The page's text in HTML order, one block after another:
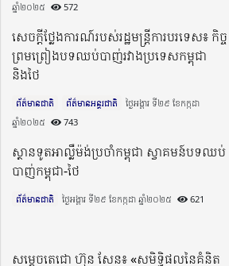
ឆ្នាំ២០២៥​
572
សេចក្តីថ្លែងការណ៍របស់រដ្ឋមន្ត្រីការបរទេស៖ កិច្ច
ព្រមព្រៀងបទឈប់បាញ់រវាងប្រទេសកម្ពុជា
និងថៃ
ព័ត៌មានជាតិ ព័ត៌មានអន្តរជាតិ
ថ្ងៃអង្គារ ទី២៩ ខែកក្កដា
ឆ្នាំ២០២៥​
743
ស្ថានទូតអាល្លឺម៉ង់ប្រចាំកម្ពុជា ស្វាគមន៍បទឈប់
បាញ់កម្ពុជា-ថៃ
ព័ត៌មានជាតិ ថ្ងៃអង្គារ ទី២៩ ខែកក្កដា ឆ្នាំ២០២៥​ 621
សម្តេចតេជោ ហ៊ុន សែន៖ «សមិទ្ធិផលនៃគំនិត